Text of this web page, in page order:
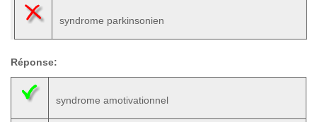
syndrome parkinsonien
Réponse:
syndrome amotivationnel